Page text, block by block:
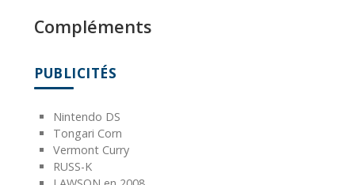
Compléments
PUBLICITÉS
Nintendo DS
Tongari Corn
Vermont Curry
RUSS-K